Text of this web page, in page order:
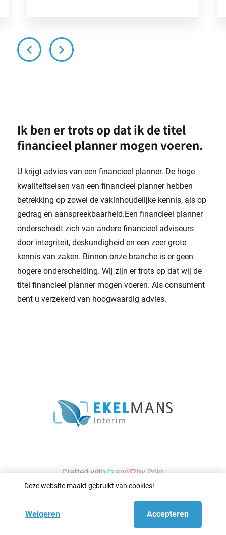
Ik ben er trots op dat ik de titel
financieel planner mogen voeren.
U krijgt advies van een financieel planner. De hoge
kwaliteitseisen van een financieel planner hebben
betrekking op zowel de vakinhoudelijke kennis, als op
gedrag en aanspreekbaarheid.Een financieel planner
onderscheidt zich van andere financieel adviseurs
door integriteit, deskundigheid en een zeer grote
kennis van zaken. Binnen onze branche is er geen
hogere onderscheiding. Wij zijn er trots op dat wij de
titel financieel planner mogen voeren. Als consument
bent u verzekerd van hoogwaardig advies.
Deze website maakt gebruikt van cookies!
Weigeren Accepteren